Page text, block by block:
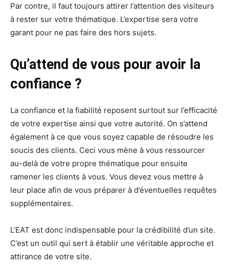
Par contre, il faut toujours attirer l’attention des visiteurs
à rester sur votre thématique. L’expertise sera votre
garant pour ne pas faire des hors sujets.
Qu’attend de vous pour avoir la
confiance ?
La confiance et la fiabilité reposent surtout sur l’efficacité
de votre expertise ainsi que votre autorité. On s’attend
également à ce que vous soyez capable de résoudre les
soucis des clients. Ceci vous mène à vous ressourcer
au-delà de votre propre thématique pour ensuite
ramener les clients à vous. Vous devez vous mettre à
leur place afin de vous préparer à d’éventuelles requêtes
supplémentaires.
L’EAT est donc indispensable pour la crédibilité d’un site.
C’est un outil qui sert à établir une véritable approche et
attirance de votre site.